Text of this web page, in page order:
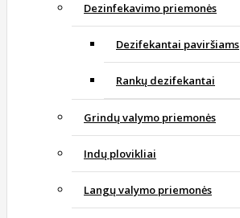
Dezinfekavimo priemonės
Dezifekantai paviršiams
Rankų dezifekantai
Grindų valymo priemonės
Indų plovikliai
Langų valymo priemonės